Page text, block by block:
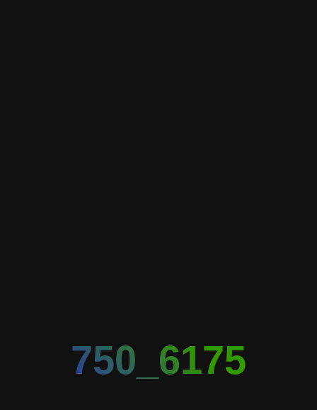
750_6175